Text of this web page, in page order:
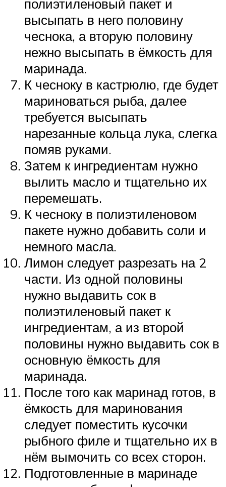
полиэтиленовый пакет и
высыпать в него половину
чеснока, а вторую половину
нежно высыпать в ёмкость для
маринада.
К чесноку в кастрюлю, где будет
мариноваться рыба, далее
требуется высыпать
нарезанные кольца лука, слегка
помяв руками.
Затем к ингредиентам нужно
вылить масло и тщательно их
перемешать.
К чесноку в полиэтиленовом
пакете нужно добавить соли и
немного масла.
Лимон следует разрезать на 2
части. Из одной половины
нужно выдавить сок в
полиэтиленовый пакет к
ингредиентам, а из второй
половины нужно выдавить сок в
основную ёмкость для
маринада.
После того как маринад готов, в
ёмкость для маринования
следует поместить кусочки
рыбного филе и тщательно их в
нём вымочить со всех сторон.
Подготовленные в маринаде